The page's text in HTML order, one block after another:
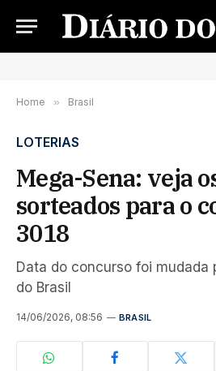
Home » Brasil
LOTERIAS
Mega-Sena: veja
sorteados para o
3018
Data do concurso foi mudada
do Brasil
14/06/2026, 08:56 BRASIL